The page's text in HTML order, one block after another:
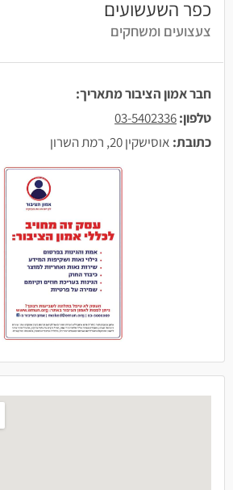
כפר השעשועים
צעצועים ומשחקים
חבר אמון הציבור מתאריך:
טלפון:03-5402336
כתובת: אוסישקין 20, רמת השרון